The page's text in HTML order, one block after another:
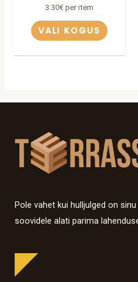
3.30€ per item
VALI KOGUS
Pole vahet kui hulljulged on
soovidele alati parima